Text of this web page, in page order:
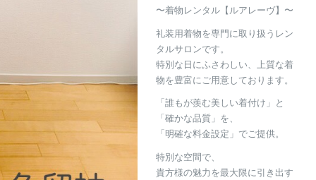
〜着物レンタル【ルアレーヴ】〜
礼装用着物を専門に取り扱うレン
タルサロンです。
特別な日にふさわしい、上質な着
物を豊富にご用意しております。
「誰もが羨む美しい着付け」と
「確かな品質」を、
「明確な料金設定」でご提供。
特別な空間で、
貴方様の魅力を最大限に引き出す